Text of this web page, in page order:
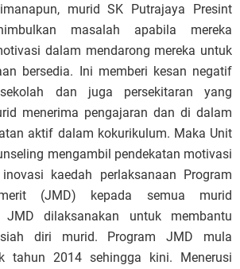
murid SK Putrajaya Presint
masalah apabila mereka
dalam mendarong mereka untuk
bersedia. Ini memberi kesan negatif
dan juga persekitaran yang
menerima pengajaran dan di dalam
aktif dalam kokurikulum. Maka Unit
mengambil pendekatan motivasi
kaedah perlaksanaan Program
(JMD) kepada semua murid
JMD dilaksanakan untuk membantu
diri murid. Program JMD mula
tahun 2014 sehingga kini. Menerusi